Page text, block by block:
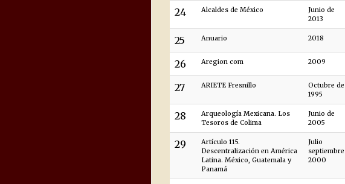
24 Alcaldes de México
Junio de
2013
25 Anuario 2018
26 Aregion com 2009
27 ARIETE Fresnillo
Octubre de
1995
28
Arqueología Mexicana. Los
Tesoros de Colima
Junio de
2005
29
Artículo 115.
Descentralización en América
Latina. México, Guatemala y
Panamá
Julio
septiembre
2000